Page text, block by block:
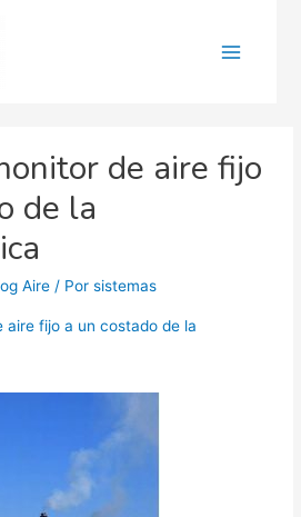
de aire fijo
de la
Aire / Porsistemas
aire fijo a un costado de la